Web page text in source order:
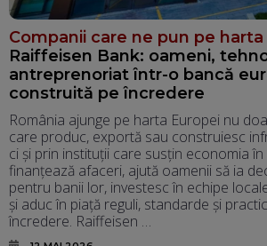
Companii care ne pun pe
Raiffeisen Bank: oameni,
antreprenoriat într-o bancă
construită pe încredere
România ajunge pe harta Europei nu
care produc, exportă sau construiesc
ci și prin instituții care susțin economia
finanțează afaceri, ajută oamenii să ia
pentru banii lor, investesc în echipe
și aduc în piață reguli, standarde și
încredere. Raiffeisen …